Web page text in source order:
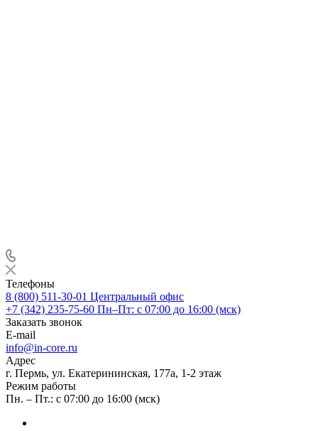
Телефоны
8 (800) 511-30-01 Центральный офис
+7 (342) 235-75-60 Пн–Пт: с 07:00 до 16:00 (мск)
Заказать звонок
E-mail
info@in-core.ru
Адрес
г. Пермь, ул. ​Екатерининская, 177а, ​1-2 этаж
Режим работы
Пн. – Пт.: с 07:00 до 16:00 (мск)